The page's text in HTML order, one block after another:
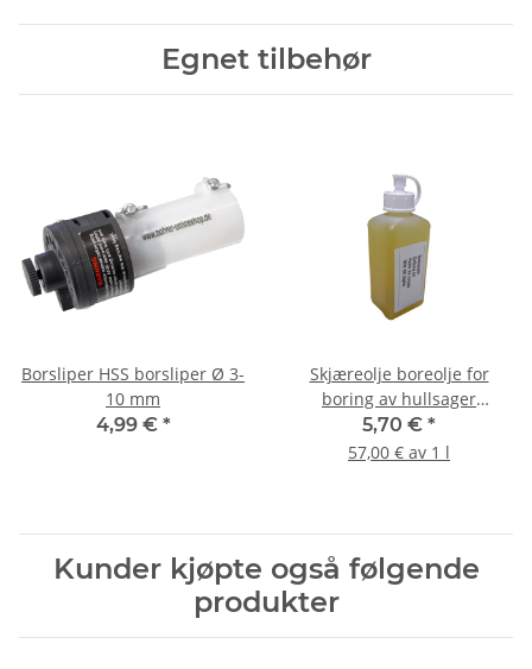
Egnet tilbehør
Borsliper HSS borsliper Ø 3-
10 mm
4,99 € *
Skjæreolje boreolje for
boring av hullsager
metallbor 100ml
5,70 € *
57,00 € av 1 l
Kunder kjøpte også følgende
produkter